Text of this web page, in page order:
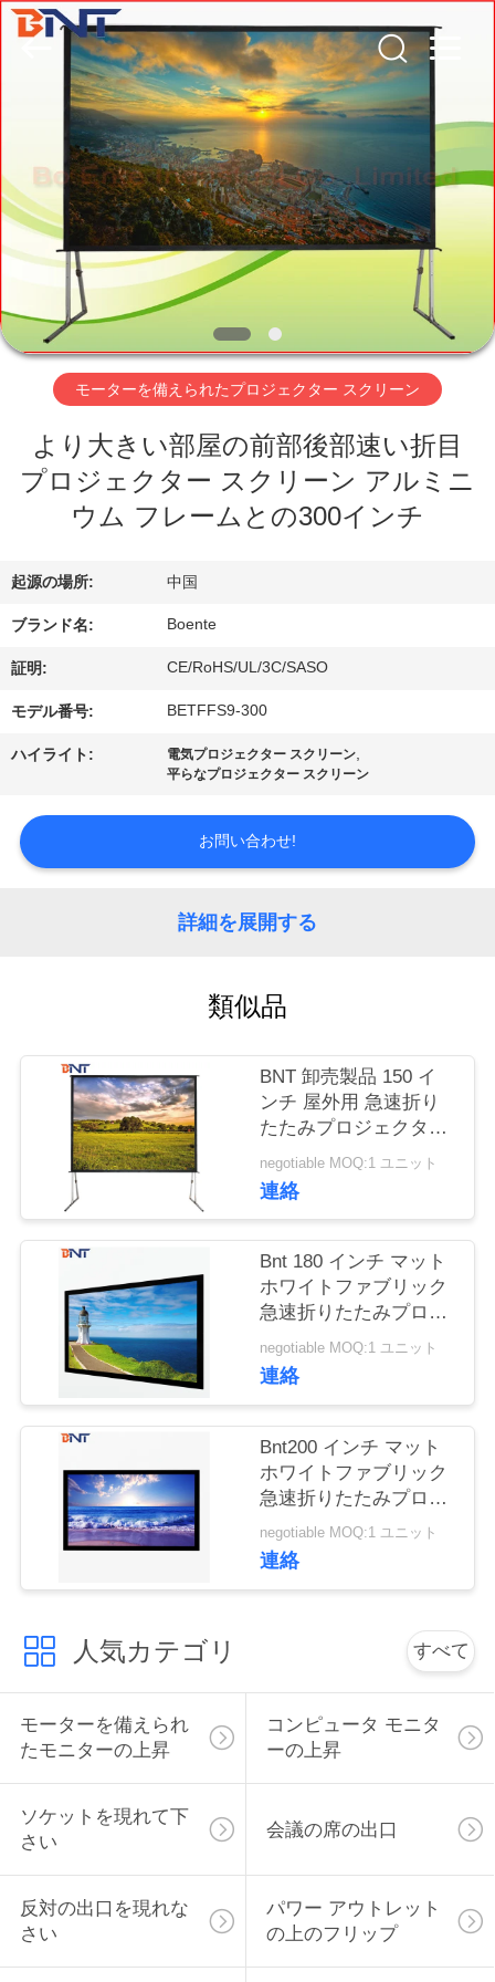
プ
ロ
ク
達
つ
い
て
工
旅
管
達
な
ニ
ュ
ー
ス
場
合
CONFERENCE
ROOM
2026
Guangzhou
Boente
Reserved.
Developed
by
ECER
モーターを備えられたプロジェクター スクリーン
より大きい部屋の前部後部速い折目
プロジェクター スクリーン アルミニ
ウム フレームとの300インチ
起源の場所: 中国
ブランド名: Boente
証明: CE/RoHS/UL/3C/SASO
モデル番号: BETFFS9-300
ハイライト: 電気プロジェクター スクリーン,
平らなプロジェクター スクリーン
お問い合わせ!
詳細を展開する
類似品
BNT 卸売製品 150 イ
ンチ 屋外用 急速折り
たたみプロジェクタス
クリーン用 4 分の:3
negotiable MOQ:1 ユニット
連絡
Bnt 180 インチ マット
ホワイトファブリック
急速折りたたみプロジ
ェクタスクリーン
negotiable MOQ:1 ユニット
連絡
Bnt200 インチ マット
ホワイトファブリック
急速折りたたみプロジ
ェクタスクリーン
negotiable MOQ:1 ユニット
連絡
人気カテゴリ すべて
モーターを備えられ
たモニターの上昇
コンピュータ モニタ
ーの上昇
ソケットを現れて下
さい
会議の席の出口
反対の出口を現れな
さい
パワー アウトレット
の上のフリップ